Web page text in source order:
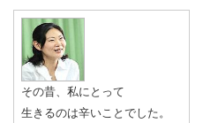
その昔、私にとって
生きるのは辛いことでした。